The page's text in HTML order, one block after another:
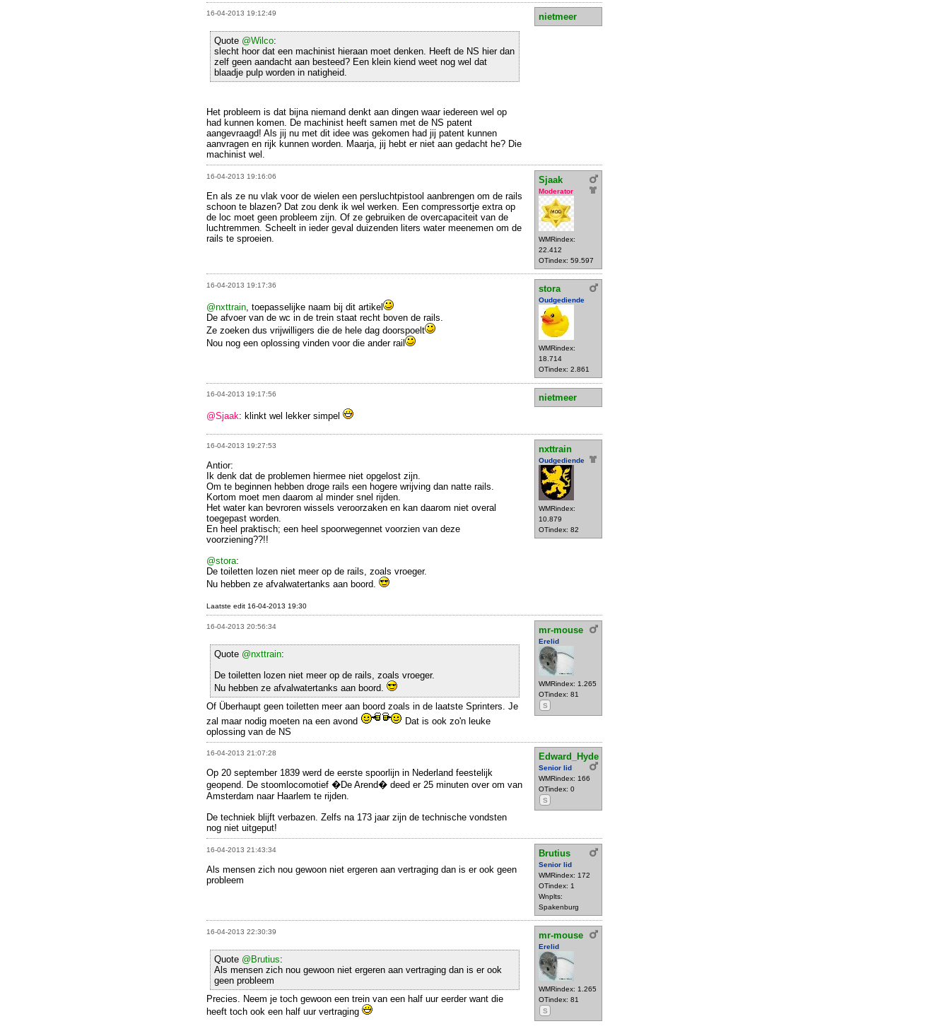
16-04-2013 19:12:49 nietmeer
Quote @Wilco:
slecht hoor dat een machinist hieraan moet denken. Heeft de NS hier dan
zelf geen aandacht aan besteed? Een klein kiend weet nog wel dat
blaadje pulp worden in natigheid.
Het probleem is dat bijna niemand denkt aan dingen waar iedereen wel op
had kunnen komen. De machinist heeft samen met de NS patent
aangevraagd! Als jij nu met dit idee was gekomen had jij patent kunnen
aanvragen en rijk kunnen worden. Maarja, jij hebt er niet aan gedacht he? Die
machinist wel.
16-04-2013 19:16:06 Sjaak
Moderator
WMRindex:
22.412
OTindex: 59.597
En als ze nu vlak voor de wielen een persluchtpistool aanbrengen om de rails
schoon te blazen? Dat zou denk ik wel werken. Een compressortje extra op
de loc moet geen probleem zijn. Of ze gebruiken de overcapaciteit van de
luchtremmen. Scheelt in ieder geval duizenden liters water meenemen om de
rails te sproeien.
16-04-2013 19:17:36 stora
Oudgediende
WMRindex:
18.714
OTindex: 2.861
@nxttrain, toepasselijke naam bij dit artikel
De afvoer van de wc in de trein staat recht boven de rails.
Ze zoeken dus vrijwilligers die de hele dag doorspoelt
Nou nog een oplossing vinden voor die ander rail
16-04-2013 19:17:56
nietmeer
@Sjaak: klinkt wel lekker simpel
16-04-2013 19:27:53 nxttrain
Oudgediende
WMRindex:
10.879
OTindex: 82
Antior:
Ik denk dat de problemen hiermee niet opgelost zijn.
Om te beginnen hebben droge rails een hogere wrijving dan natte rails.
Kortom moet men daarom al minder snel rijden.
Het water kan bevroren wissels veroorzaken en kan daarom niet overal
toegepast worden.
En heel praktisch; een heel spoorwegennet voorzien van deze
voorziening??!!
@stora:
De toiletten lozen niet meer op de rails, zoals vroeger.
Nu hebben ze afvalwatertanks aan boord.
Laatste edit 16-04-2013 19:30
16-04-2013 20:56:34 mr-mouse
Erelid
WMRindex: 1.265
OTindex: 81
S
Quote @nxttrain:
De toiletten lozen niet meer op de rails, zoals vroeger.
Nu hebben ze afvalwatertanks aan boord.
Of Überhaupt geen toiletten meer aan boord zoals in de laatste Sprinters. Je
zal maar nodig moeten na een avond
Dat is ook zo'n leuke
oplossing van de NS
16-04-2013 21:07:28 Edward_Hyde
Senior lid
WMRindex: 166
OTindex: 0
S
Op 20 september 1839 werd de eerste spoorlijn in Nederland feestelijk
geopend. De stoomlocomotief �De Arend� deed er 25 minuten over om van
Amsterdam naar Haarlem te rijden.
De techniek blijft verbazen. Zelfs na 173 jaar zijn de technische vondsten
nog niet uitgeput!
16-04-2013 21:43:34 Brutius
Senior lid
WMRindex: 172
OTindex: 1
Wnplts:
Spakenburg
Als mensen zich nou gewoon niet ergeren aan vertraging dan is er ook geen
probleem
16-04-2013 22:30:39 mr-mouse
Erelid
WMRindex: 1.265
OTindex: 81
S
Quote @Brutius:
Als mensen zich nou gewoon niet ergeren aan vertraging dan is er ook
geen probleem
Precies. Neem je toch gewoon een trein van een half uur eerder want die
heeft toch ook een half uur vertraging